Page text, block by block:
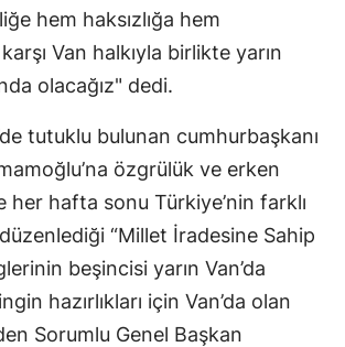
hem haksızlığa hem
Van halkıyla birlikte yarın
olacağız" dedi.
tutuklu bulunan cumhurbaşkanı
özgrülük ve erken
her hafta sonu Türkiye’nin farklı
“Millet İradesine Sahip
beşincisi yarın Van’da
hazırlıkları için Van’da olan
Sorumlu Genel Başkan